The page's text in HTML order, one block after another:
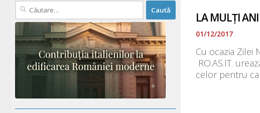
LA MULȚI
01/12/2017
Cu ocazia Zilei
RO.AS.IT.
celor pentru
Caută